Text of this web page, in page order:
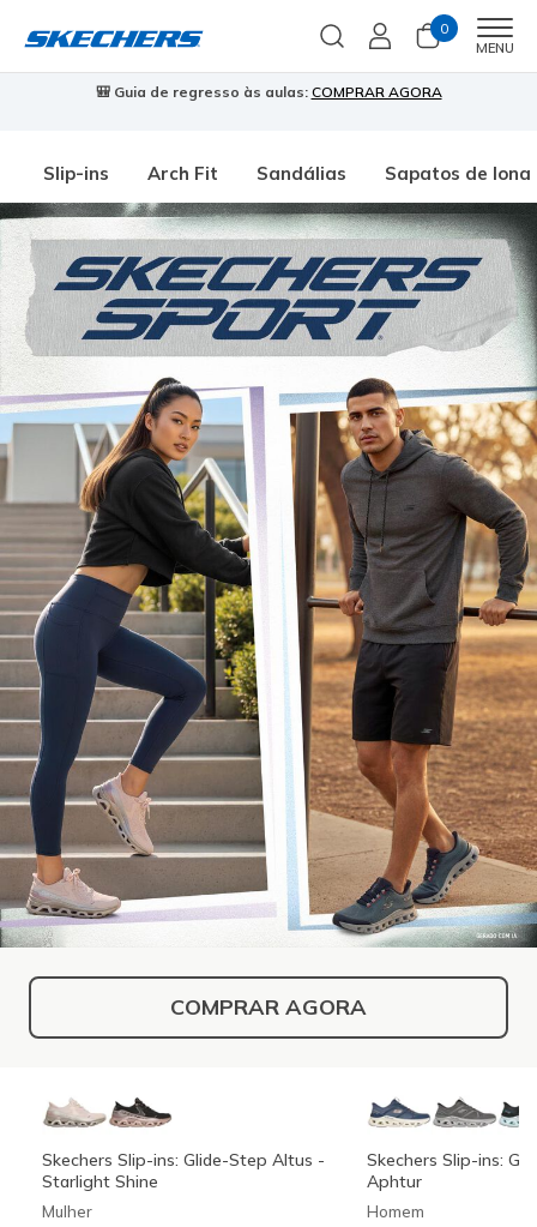
0
MENU
🎒 Guia de regresso às aulas: COMPRAR AGORA
Slip-ins Arch Fit Sandálias Sapatos de lona
COMPRAR AGORA
Skechers Slip-ins: Glide-Step Altus -
Starlight Shine
Mulher
Skechers Slip-ins:
Aphtur
Homem